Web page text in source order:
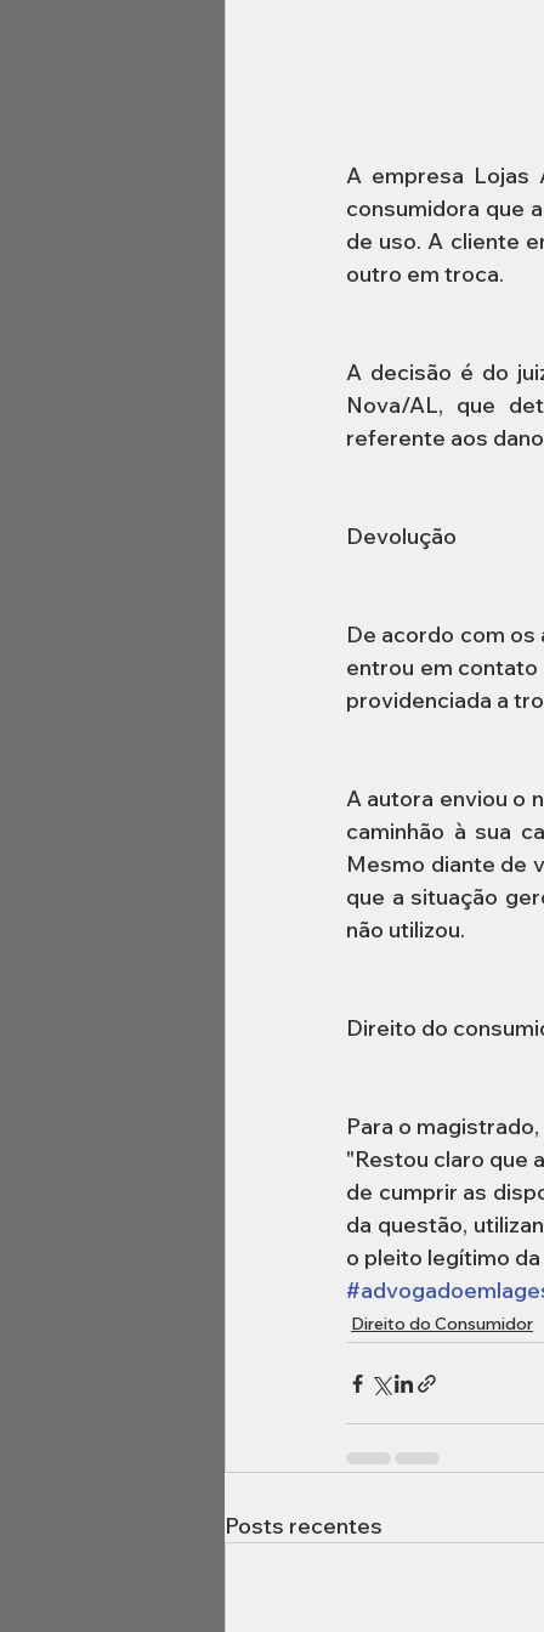
A empresa Lojas
consumidora que
de uso. A cliente
outro em troca.
A decisão é do
Nova/AL, que
referente aos
Devolução
De acordo com
entrou em contato
providenciada a
A autora enviou o
caminhão à sua
Mesmo diante de
que a situação
não utilizou.
Direito do
Para o
"Restou claro que
de cumprir as
da questão,
o pleito legítimo
Direito do Consumidor
Posts recentes